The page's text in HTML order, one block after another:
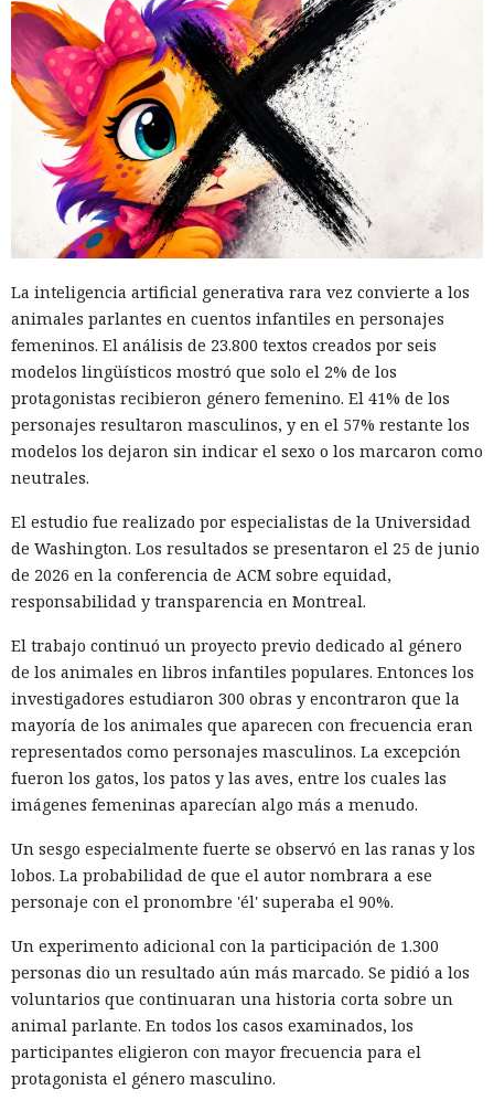
La inteligencia artificial generativa rara vez convierte a los
animales parlantes en cuentos infantiles en personajes
femeninos. El análisis de 23.800 textos creados por seis
modelos lingüísticos mostró que solo el 2% de los
protagonistas recibieron género femenino. El 41% de los
personajes resultaron masculinos, y en el 57% restante los
modelos los dejaron sin indicar el sexo o los marcaron como
neutrales.
El estudio fue realizado por especialistas de la Universidad
de Washington. Los resultados se presentaron el 25 de junio
de 2026 en la conferencia de ACM sobre equidad,
responsabilidad y transparencia en Montreal.
El trabajo continuó un proyecto previo dedicado al género
de los animales en libros infantiles populares. Entonces los
investigadores estudiaron 300 obras y encontraron que la
mayoría de los animales que aparecen con frecuencia eran
representados como personajes masculinos. La excepción
fueron los gatos, los patos y las aves, entre los cuales las
imágenes femeninas aparecían algo más a menudo.
Un sesgo especialmente fuerte se observó en las ranas y los
lobos. La probabilidad de que el autor nombrara a ese
personaje con el pronombre 'él' superaba el 90%.
Un experimento adicional con la participación de 1.300
personas dio un resultado aún más marcado. Se pidió a los
voluntarios que continuaran una historia corta sobre un
animal parlante. En todos los casos examinados, los
participantes eligieron con mayor frecuencia para el
protagonista el género masculino.